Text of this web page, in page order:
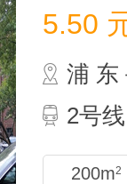
5.50
浦 东
2号
200m2